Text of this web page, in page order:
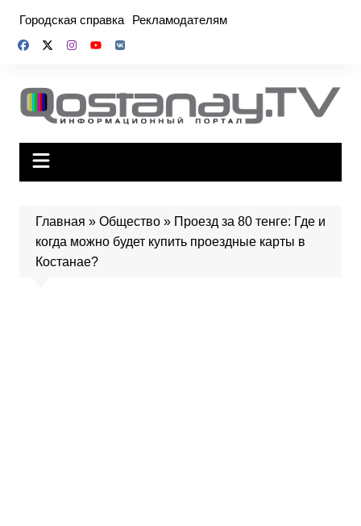
содержимому
Городская справка Рекламодателям
Главная » Общество» Проезд за 80 тенге: Где и
когда можно будет купить проездные карты в
Костанае?